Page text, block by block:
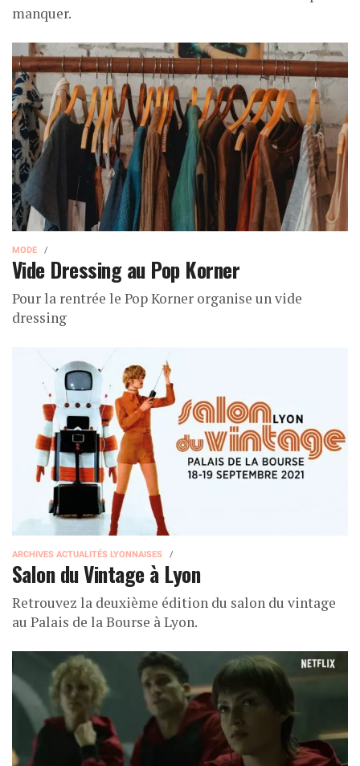
manquer.
MODE
Vide Dressing au Pop Korner
Pour la rentrée le Pop Korner organise un vide
dressing
ARCHIVES ACTUALITÉS LYONNAISES
Salon du Vintage à Lyon
Retrouvez la deuxième édition du salon du vintage
au Palais de la Bourse à Lyon.